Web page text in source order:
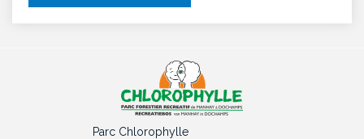
Parc Chlorophylle